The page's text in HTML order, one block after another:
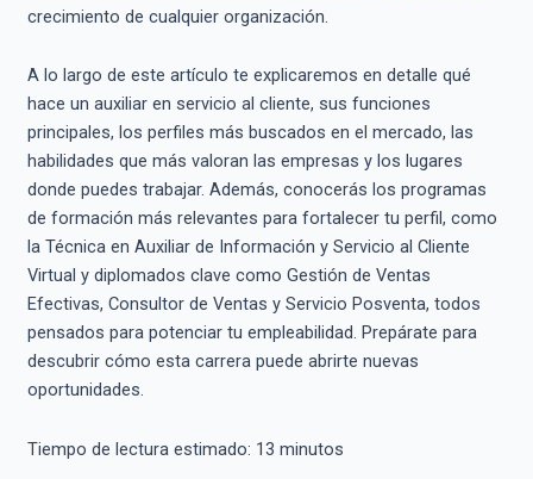
crecimiento de cualquier organización.
A lo largo de este artículo te explicaremos en detalle qué
hace un auxiliar en servicio al cliente, sus funciones
principales, los perfiles más buscados en el mercado, las
habilidades que más valoran las empresas y los lugares
donde puedes trabajar. Además, conocerás los programas
de formación más relevantes para fortalecer tu perfil, como
la Técnica en Auxiliar de Información y Servicio al Cliente
Virtual y diplomados clave como Gestión de Ventas
Efectivas, Consultor de Ventas y Servicio Posventa, todos
pensados para potenciar tu empleabilidad. Prepárate para
descubrir cómo esta carrera puede abrirte nuevas
oportunidades.
Tiempo de lectura estimado: 13 minutos